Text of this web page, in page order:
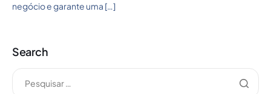
negócio e garante uma […]
Search